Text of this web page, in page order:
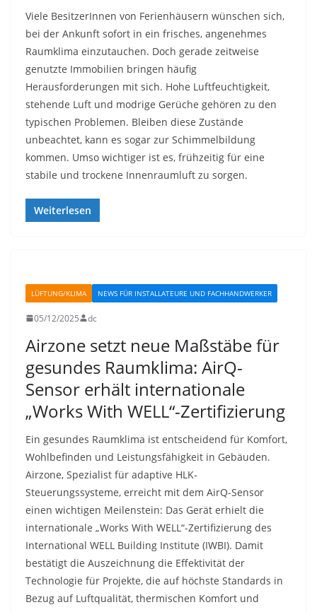
Viele BesitzerInnen von Ferienhäusern wünschen sich,
bei der Ankunft sofort in ein frisches, angenehmes
Raumklima einzutauchen. Doch gerade zeitweise
genutzte Immobilien bringen häufig
Herausforderungen mit sich. Hohe Luftfeuchtigkeit,
stehende Luft und modrige Gerüche gehören zu den
typischen Problemen. Bleiben diese Zustände
unbeachtet, kann es sogar zur Schimmelbildung
kommen. Umso wichtiger ist es, frühzeitig für eine
stabile und trockene Innenraumluft zu sorgen.
Weiterlesen
LÜFTUNG/KLIMA NEWS FÜR INSTALLATEURE UND FACHHANDWERKER
05/12/2025 dc
Airzone setzt neue Maßstäbe für
gesundes Raumklima: AirQ-
Sensor erhält internationale
„Works With WELL“-Zertifizierung
Ein gesundes Raumklima ist entscheidend für Komfort,
Wohlbefinden und Leistungsfähigkeit in Gebäuden.
Airzone, Spezialist für adaptive HLK-
Steuerungssysteme, erreicht mit dem AirQ-Sensor
einen wichtigen Meilenstein: Das Gerät erhielt die
internationale „Works With WELL“-Zertifizierung des
International WELL Building Institute (IWBI). Damit
bestätigt die Auszeichnung die Effektivität der
Technologie für Projekte, die auf höchste Standards in
Bezug auf Luftqualität, thermischen Komfort und